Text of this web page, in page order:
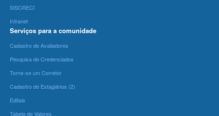
SISCRECI
Intranet
Serviços para a comunidade
Cadastro de Avaliadores
Pesquisa de Credenciados
Torne-se um Corretor
Cadastro de Estagiários (2)
Editais
Tabela de Valores